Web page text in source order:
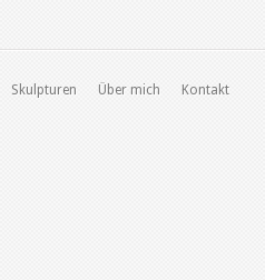
Skulpturen Über mich Kontakt